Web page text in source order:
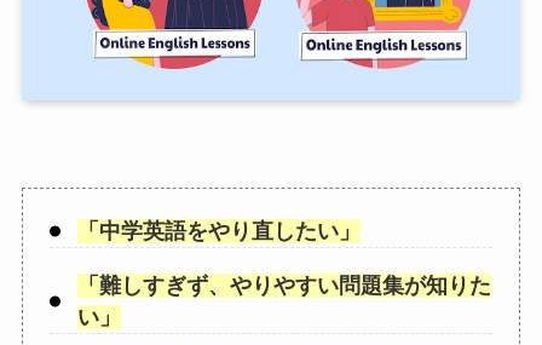
「 中学英語をやり直したい」
「 難しすぎず、やりやすい問題集が知りた
い」